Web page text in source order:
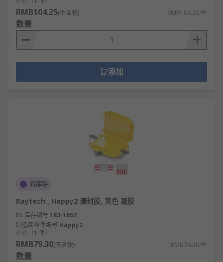
RMB104.25(不含税) RMB104.25/件
数量
添加
有库存
Raytech , Happy2 灌封胶, 黄色 凝胶
RS 库存编号 183-1652
制造商零件编号 Happy2
小计（1 件）
RMB79.30(不含税) RMB79.30/件
数量